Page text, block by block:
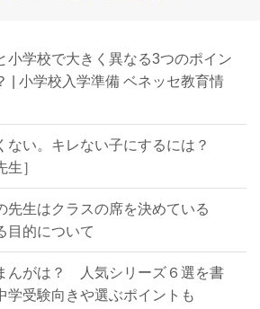
小学校で大きく異なる3つのポイン
| 小学校入学準備 ベネッセ教育情
ない。キレない子にするには？
生］
先生はクラスの席を決めている
目的について
んがは？ 人気シリーズ６選を書
受験向きや選ぶポイントも